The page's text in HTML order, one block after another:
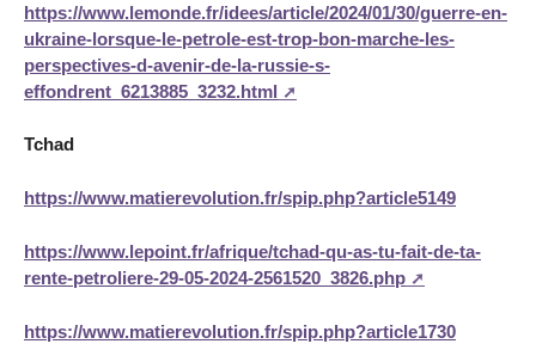
https://www.lemonde.fr/idees/article/2024/01/30/guerre-en-
ukraine-lorsque-le-petrole-est-trop-bon-marche-les-
perspectives-d-avenir-de-la-russie-s-
effondrent_6213885_3232.html
Tchad
https://www.matierevolution.fr/spip.php?article5149
https://www.lepoint.fr/afrique/tchad-qu-as-tu-fait-de-ta-
rente-petroliere-29-05-2024-2561520_3826.php
https://www.matierevolution.fr/spip.php?article1730